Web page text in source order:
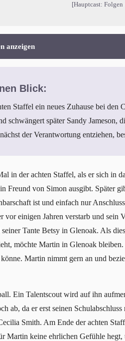
[Hauptcast:
anzeigen
Blick:
Staffel ein neues Zuhause bei den
schwängert später Sandy Jameson,
der Verantwortung entziehen,
in der achten Staffel, als er sich in
Freund von Simon ausgibt. Später
ist und einfach nur
einigen Jahren verstarb und sein
Tante Betsy in Glenoak. Als
möchte Martin in Glenoak
Martin nimmt gern an und
Ein Talentscout wird auf ihn
ab, da er erst seinen
Smith. Am Ende der achten
Martin keine ehrlichen Gefühle